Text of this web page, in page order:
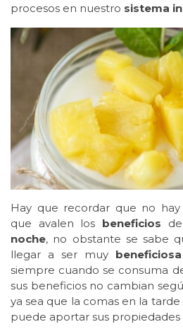
procesos en nuestro sistema
Hay que recordar que no hay
que avalen los beneficios
noche, no obstante se sabe
llegar a ser muy beneficiosa
siempre cuando se consuma
sus beneficios no cambian
ya sea que la comas en la tarde
puede aportar sus propiedades